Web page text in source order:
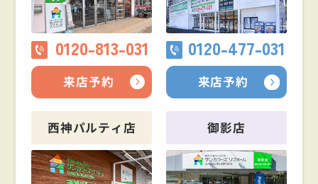
0120-813-031
来店予約
0120-477-031
来店予約
西神パルティ店 御影店